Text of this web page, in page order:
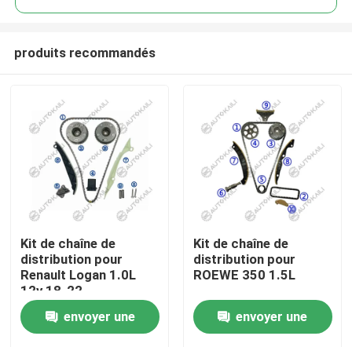
À la maison
Produits
Vidéos
produits recommandés
Kit de chaîne de
distribution pour
Renault Logan 1.0L
12v 18-22
envoyer une
Kit de chaîne de
distribution pour
ROEWE 350 1.5L
envoyer une